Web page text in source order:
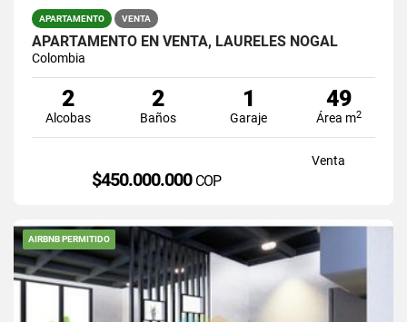
APARTAMENTO VENTA
APARTAMENTO EN VENTA, LAURELES NOGAL
Colombia
2
Alcobas
2
Baños
1
Garaje
49
Área m2
Venta
$450.000.000 COP
AIRBNB PERMITIDO